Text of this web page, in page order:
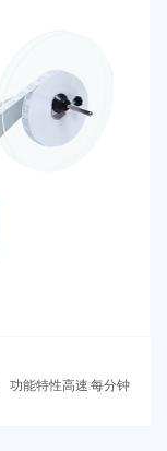
功能特性高速:每分钟